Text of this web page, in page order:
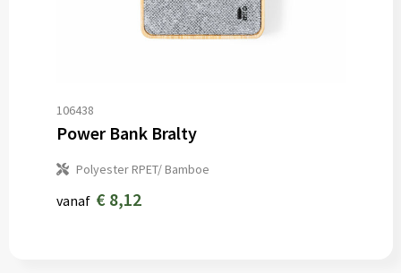
106438
Power Bank Bralty
Polyester RPET/ Bamboe
vanaf € 8,12